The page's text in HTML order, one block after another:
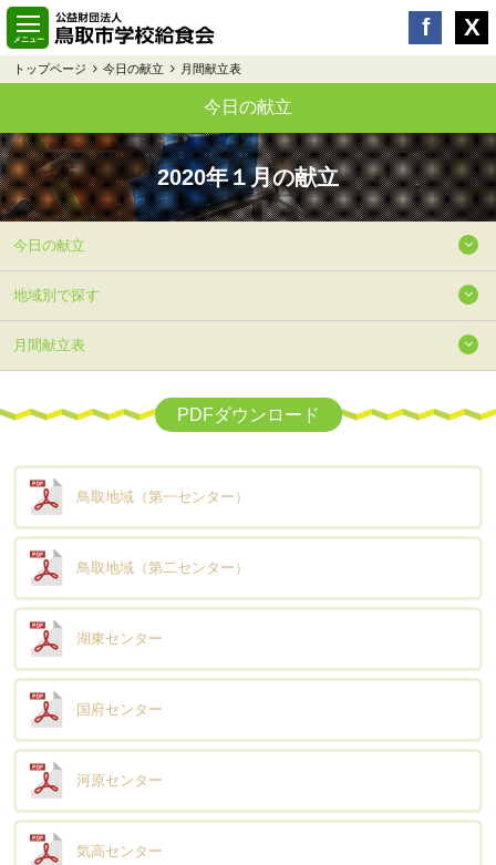
トップページ 今日の献立 月間献立表
今日の献立
2020年１月の献立
今日の献立
地域別で探す
月間献立表
PDFダウンロード
鳥取地域（第一センター）
鳥取地域（第二センター）
湖東センター
国府センター
河原センター
気高センター